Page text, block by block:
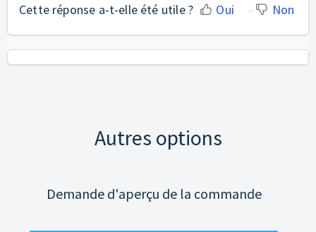
Cette réponse a-t-elle été utile ? Oui Non
Autres options
Demande d'aperçu de la commande